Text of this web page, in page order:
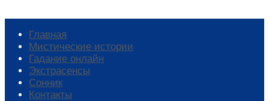
Главная
Мистические истории
Гадание онлайн
Экстрасенсы
Сонник
Контакты